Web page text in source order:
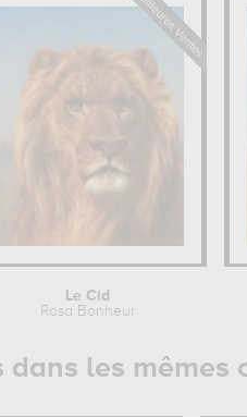
Le Cid
Rosa Bonheur
dans les mêmes